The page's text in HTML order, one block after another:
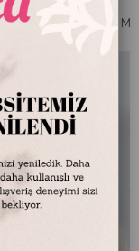
Servis Kapları ve